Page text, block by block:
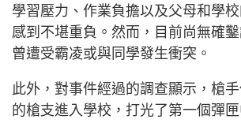
學習壓力、作業負擔以及父母和學
感到不堪重負。然而，目前尚無確
曾遭受霸凌或與同學發生衝突。
此外，對事件經過的調查顯示，槍
的槍支進入學校，打光了第一個彈